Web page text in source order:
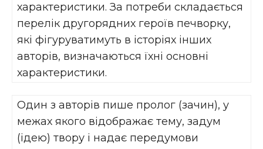
характеристики. За потреби складається
перелік другорядних героїв печворку,
які фігуруватимуть в історіях інших
авторів, визначаються їхні основні
характеристики.
Один з авторів пише пролог (зачин), у
межах якого відображає тему, задум
(ідею) твору і надає передумови